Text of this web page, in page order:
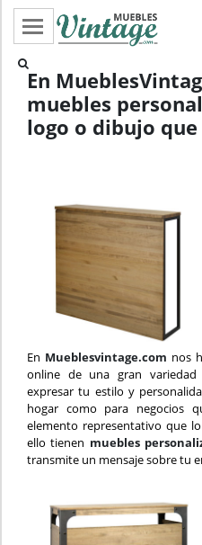
Top ventas
Outlet
Estilos
Profesionales
Noticias
Contacto
En
muebles
logo o dibujo
En Mueblesvintage.com nos
online de una gran
expresar tu estilo y
hogar como para negocios
elemento representativo que
ello tienen muebles
transmite un mensaje sobre tu